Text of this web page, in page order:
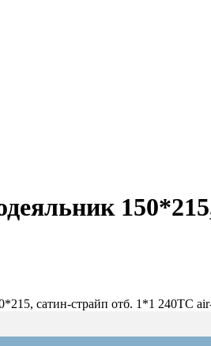
сатин-страйп отб. 1*1 240ТС